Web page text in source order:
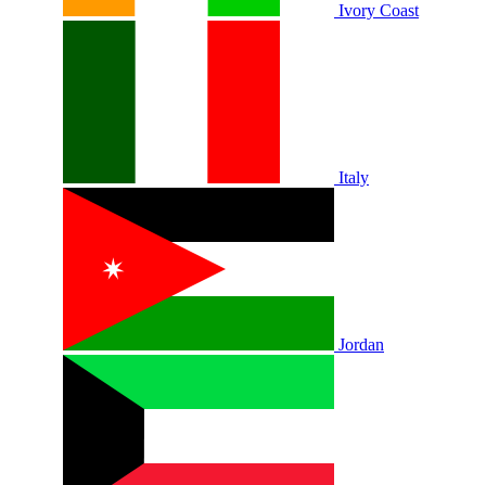
Ivory Coast
Italy
Jordan